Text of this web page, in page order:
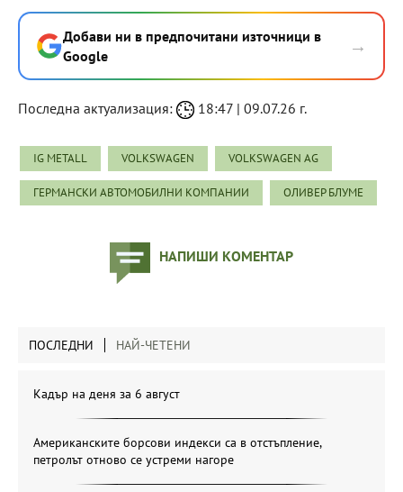
Добави ни в предпочитани източници в
Google
→
Последна актуализация: 18:47 | 09.07.26 г.
IG METALL VOLKSWAGEN VOLKSWAGEN AG
ГЕРМАНСКИ АВТОМОБИЛНИ КОМПАНИИ ОЛИВЕР БЛУМЕ
НАПИШИ КОМЕНТАР
ПОСЛЕДНИ НАЙ-ЧЕТЕНИ
Кадър на деня за 6 август
Американските борсови индекси са в отстъпление,
петролът отново се устреми нагоре